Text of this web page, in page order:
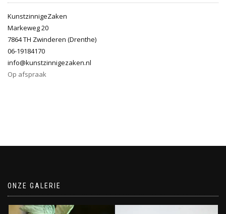
KunstzinnigeZaken
Markeweg 20
7864 TH Zwinderen (Drenthe)
06-19184170
info@kunstzinnigezaken.nl
Op afspraak
ONZE GALERIE